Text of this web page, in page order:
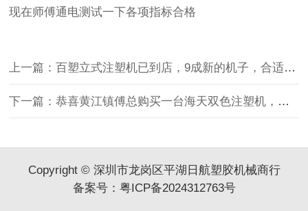
现在师傅通电测试一下各项指标合格
上一篇：百塑立式注塑机已到店，9成新的机子，合适生产电源线插头，充电
下一篇：恭喜黄江镇傅总购买一台海天双色注塑机，愿生意兴隆财源广进
Copyright © 深圳市龙岗区平湖日航塑胶机械商行
备案号： 粤ICP备2024312763号